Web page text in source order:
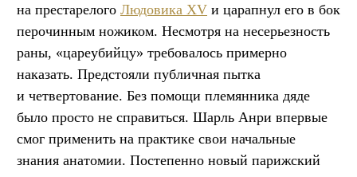
на престарелого Людовика XV и царапнул его в бок
перочинным ножиком. Несмотря на несерьезность
раны, «цареубийцу» требовалось примерно
наказать. Предстояли публичная пытка
и четвертование. Без помощи племянника дяде
было просто не справиться. Шарль Анри впервые
смог применить на практике свои начальные
знания анатомии. Постепенно новый парижский